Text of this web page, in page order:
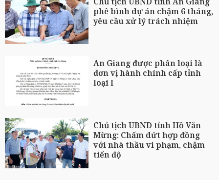
phê bình dự án chậm 6 tháng,
yêu cầu xử lý trách nhiệm
An Giang được phân loại là
đơn vị hành chính cấp tỉnh
loại I
Chủ tịch UBND tỉnh Hồ Văn
Mừng: Chấm dứt hợp đồng
với nhà thầu vi phạm, chậm
tiến độ